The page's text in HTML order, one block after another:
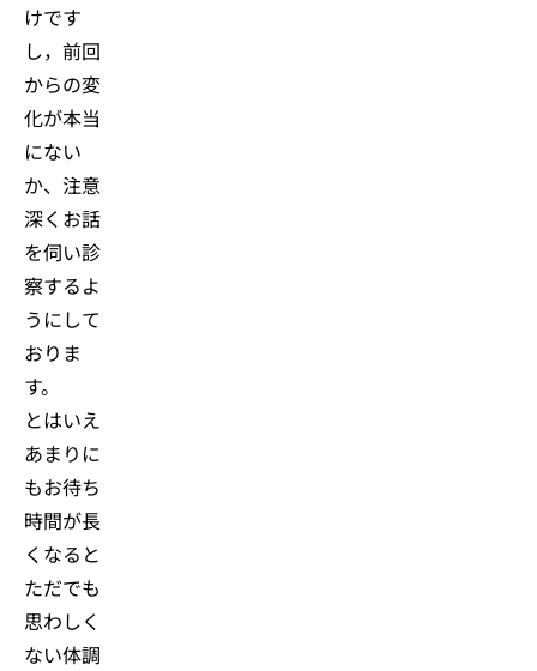
けです
し，前回
からの変
化が本当
にない
か、注意
深くお話
を伺い診
察するよ
うにして
おりま
す。
とはいえ
あまりに
もお待ち
時間が長
くなると
ただでも
思わしく
ない体調